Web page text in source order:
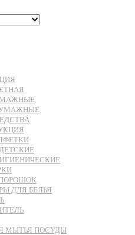
ДЛЯ БЕЛЬЯ
МЫТЬЯ ПОСУДЫ